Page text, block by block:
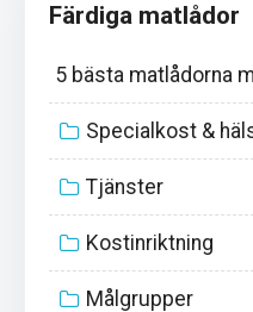
Färdiga matlådor
5 bästa matlådorna
Specialkost &
Tjänster
Kostinriktning
Målgrupper